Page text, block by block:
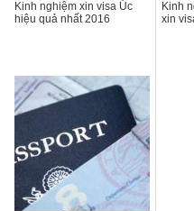
Kinh nghiệm xin visa Úc
hiệu quả nhất 2016
Kinh
xin